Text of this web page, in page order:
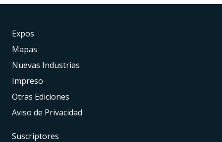
Expos
Mapas
Nuevas Industrias
Impreso
Otras Ediciones
Aviso de Privacidad
Suscriptores